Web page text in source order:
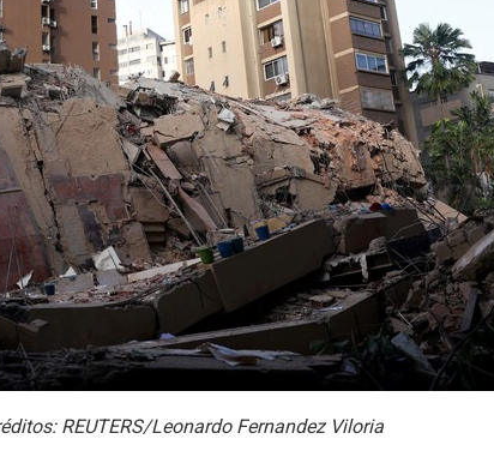
REUTERS/Leonardo Fernandez Viloria